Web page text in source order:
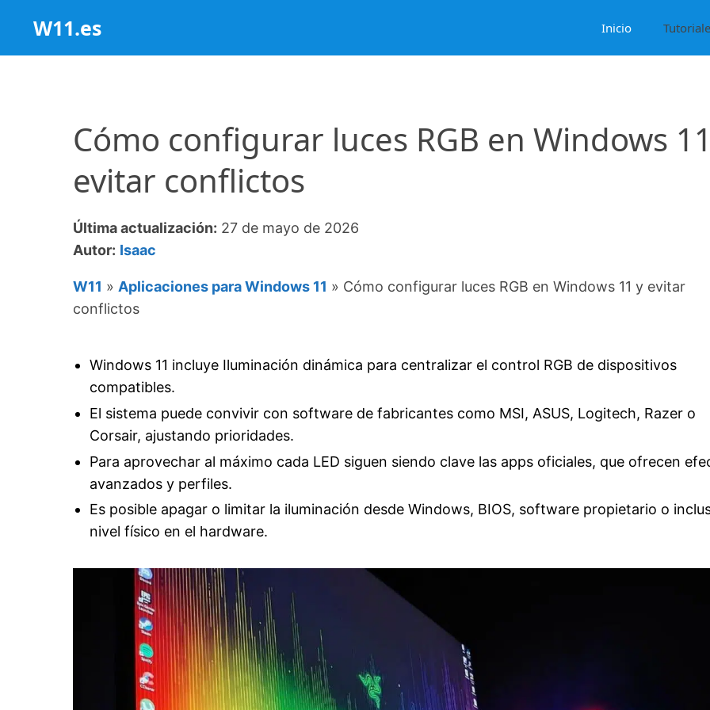
contenido
W11.es Inicio
Cómo configurar luces RGB en Windows
evitar conflictos
Última actualización: 27 de mayo de 2026
Autor: Isaac
W11 » Aplicaciones para Windows 11 » Cómo configurar luces RGB en Windows 11 y evitar
conflictos
Windows 11 incluye Iluminación dinámica para centralizar el control RGB de dispositivos
compatibles.
El sistema puede convivir con software de fabricantes como MSI, ASUS, Logitech, Razer o
Corsair, ajustando prioridades.
Para aprovechar al máximo cada LED siguen siendo clave las apps oficiales, que ofrecen
avanzados y perfiles.
Es posible apagar o limitar la iluminación desde Windows, BIOS, software propietario o
nivel físico en el hardware.